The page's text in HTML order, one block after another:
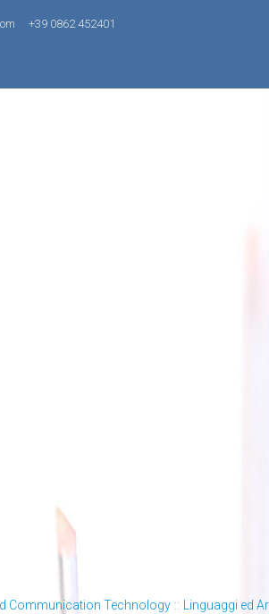
+39 0862 452401
Communication Technology :: Linguaggi ed